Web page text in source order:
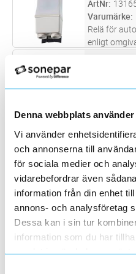
Denna webbplats
Vi använder
och annonserna till
för sociala medier och
vidarebefordrar även
information från din enhet
annons- och analysföretag
Dessa kan i sin tur
information som du har
samlat in när du har använt
när den
ArtNr
Varumärke
Relä för
enligt
16/30A
ST
ArtNr
Varumärke
Niko –
vit. Kopplas
binäringång.
ST
ArtNr
Varumärke